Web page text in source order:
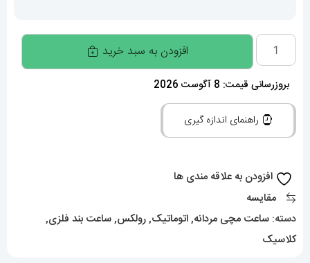
ساعت
مردانه
رولکس
دی
020591
ROLEX
افزودن به سبد خرید
بروزرسانی قیمت: 8 آگوست 2026
راهنمای اندازه گیری
افزودن به علاقه مندی ها
مقایسه
دسته: ساعت مچی مردانه,اتوماتیک,رولکس,ساعت بند فلزی,
کلاسیک